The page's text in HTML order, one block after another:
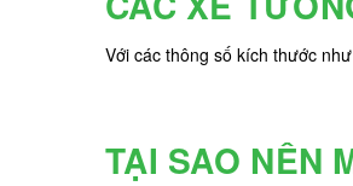
Với các thông số kích thước
TẠI SAO NÊN